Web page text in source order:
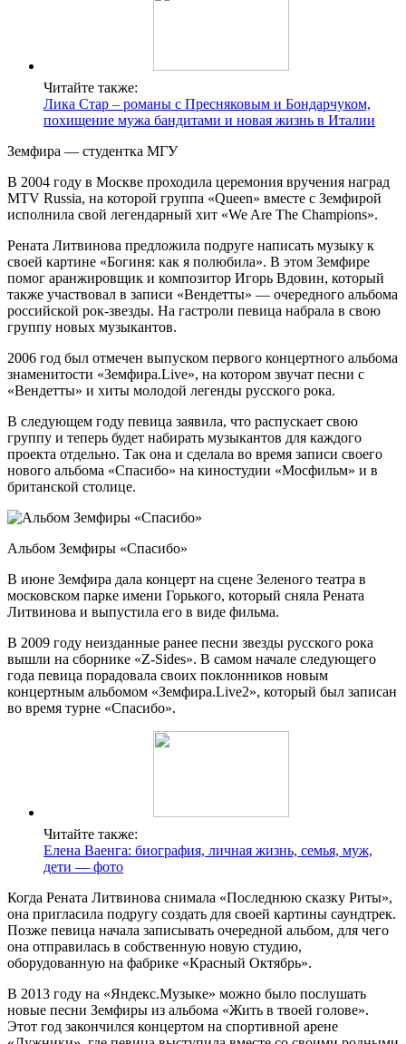
Читайте также:
Лика Стар – романы с Пресняковым и Бондарчуком,
похищение мужа бандитами и новая жизнь в Италии
Земфира — студентка МГУ
В 2004 году в Москве проходила церемония вручения наград
MTV Russia, на которой группа «Queen» вместе с Земфирой
исполнила свой легендарный хит «We Are The Champions».
Рената Литвинова предложила подруге написать музыку к
своей картине «Богиня: как я полюбила». В этом Земфире
помог аранжировщик и композитор Игорь Вдовин, который
также участвовал в записи «Вендетты» — очередного альбома
российской рок-звезды. На гастроли певица набрала в свою
группу новых музыкантов.
2006 год был отмечен выпуском первого концертного альбома
знаменитости «Земфира.Live», на котором звучат песни с
«Вендетты» и хиты молодой легенды русского рока.
В следующем году певица заявила, что распускает свою
группу и теперь будет набирать музыкантов для каждого
проекта отдельно. Так она и сделала во время записи своего
нового альбома «Спасибо» на киностудии «Мосфильм» и в
британской столице.
Альбом Земфиры «Спасибо»
В июне Земфира дала концерт на сцене Зеленого театра в
московском парке имени Горького, который сняла Рената
Литвинова и выпустила его в виде фильма.
В 2009 году неизданные ранее песни звезды русского рока
вышли на сборнике «Z-Sides». В самом начале следующего
года певица порадовала своих поклонников новым
концертным альбомом «Земфира.Live2», который был записан
во время турне «Спасибо».
Читайте также:
Елена Ваенга: биография, личная жизнь, семья, муж,
дети — фото
Когда Рената Литвинова снимала «Последнюю сказку Риты»,
она пригласила подругу создать для своей картины саундтрек.
Позже певица начала записывать очередной альбом, для чего
она отправилась в собственную новую студию,
оборудованную на фабрике «Красный Октябрь».
В 2013 году на «Яндекс.Музыке» можно было послушать
новые песни Земфиры из альбома «Жить в твоей голове».
Этот год закончился концертом на спортивной арене